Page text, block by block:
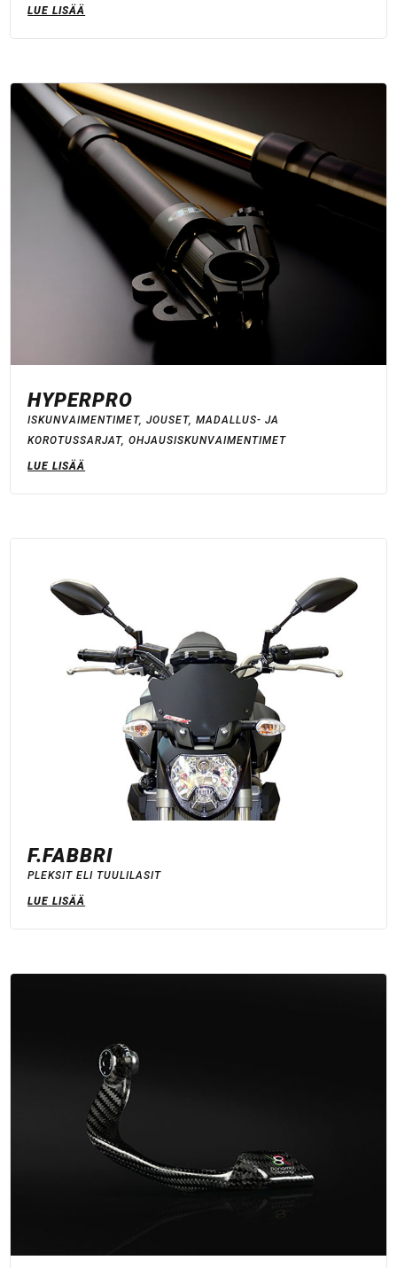
LUE LISÄÄ
HYPERPRO
ISKUNVAIMENTIMET,JOUSET,MADALLUS- JA
KOROTUSSARJAT,OHJAUSISKUNVAIMENTIMET
LUE LISÄÄ
F.FABBRI
PLEKSIT ELI TUULILASIT
LUE LISÄÄ